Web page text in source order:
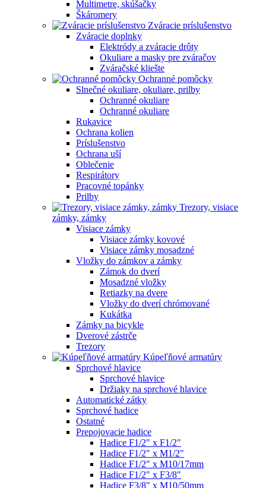
Multimetre, skúšačky
Škáromery
Zváracie príslušenstvo
Zváracie doplnky
Elektródy a zváracie drôty
Okuliare a masky pre zváračov
Zváračské kliešte
Ochranné pomôcky
Slnečné okuliare, okuliare, prilby
Ochranné okuliare
Ochranné okuliare
Rukavice
Ochrana kolien
Príslušenstvo
Ochrana uší
Oblečenie
Respirátory
Pracovné topánky
Prilby
Trezory, visiace
zámky, zámky
Visiace zámky
Visiace zámky kovové
Visiace zámky mosadzné
Vložky do zámkov a zámky
Zámok do dverí
Mosadzné vložky
Retiazky na dvere
Vložky do dverí chrómované
Kukátka
Zámky na bicykle
Dverové zástrče
Trezory
Kúpeľňové armatúry
Sprchové hlavice
Sprchové hlavice
Držiaky na sprchové hlavice
Automatické zátky
Sprchové hadice
Ostatné
Prepojovacie hadice
Hadice F1/2" x F1/2"
Hadice F1/2" x M1/2"
Hadice F1/2" x M10/17mm
Hadice F1/2" x F3/8"
Hadice F3/8" x M10/50mm